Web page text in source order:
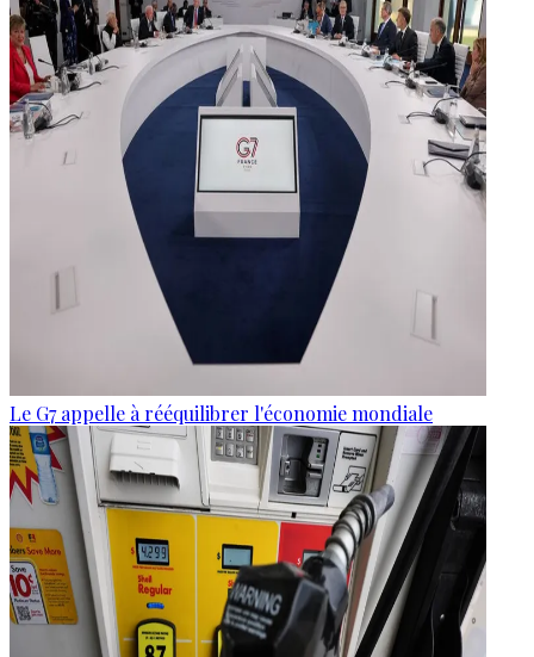
Le G7 appelle à rééquilibrer l'économie mondiale